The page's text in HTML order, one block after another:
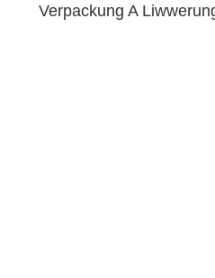
Verpackung A